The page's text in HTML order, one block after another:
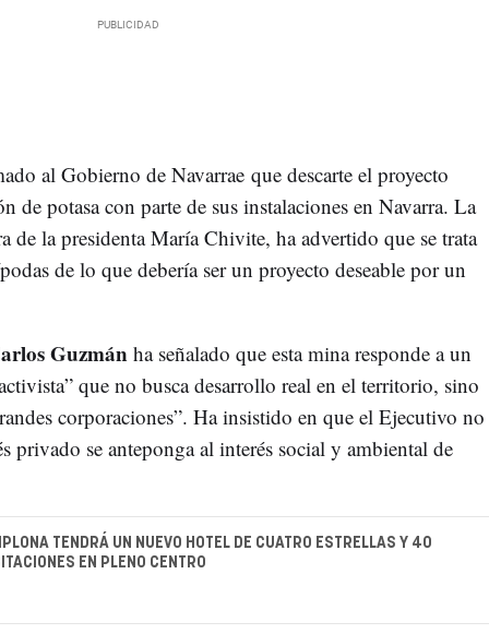
al Gobierno de Navarrae que descarte el proyecto
de potasa con parte de sus instalaciones en Navarra. La
de la presidenta María Chivite, ha advertido que se trata
de lo que debería ser un proyecto deseable por un
Guzmán ha señalado que esta mina responde a un
que no busca desarrollo real en el territorio, sino
corporaciones”. Ha insistido en que el Ejecutivo no
privado se anteponga al interés social y ambiental de
TENDRÁ UN NUEVO HOTEL DE CUATRO ESTRELLAS Y 40
EN PLENO CENTRO